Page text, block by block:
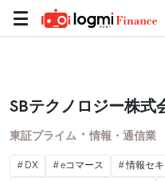
SBテクノロジー株式
東証プライム ・ 情報・通信業
DX eコマース
情報セ